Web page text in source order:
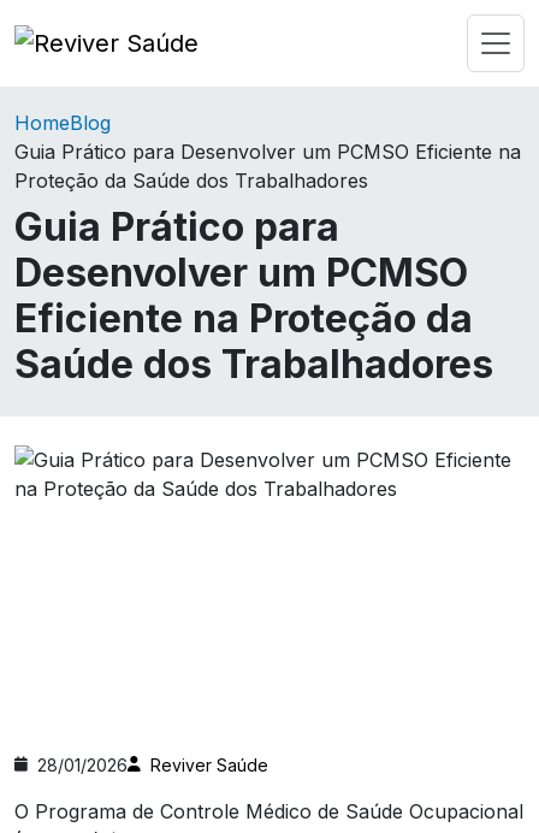
HomeBlog
Guia Prático para Desenvolver um PCMSO Eficiente na
Proteção da Saúde dos Trabalhadores
Guia Prático para
Desenvolver um PCMSO
Eficiente na Proteção da
Saúde dos Trabalhadores
28/01/2026 Reviver Saúde
O Programa de Controle Médico de Saúde Ocupacional